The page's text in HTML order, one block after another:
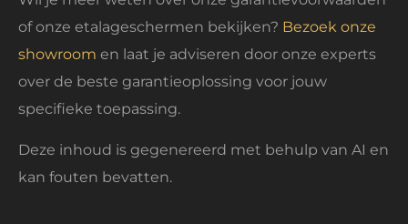
of onze etalageschermen bekijken? Bezoek onze
showroom en laat je adviseren door onze experts
over de beste garantieoplossing voor jouw
specifieke toepassing.
Deze inhoud is gegenereerd met behulp van AI en
kan fouten bevatten.